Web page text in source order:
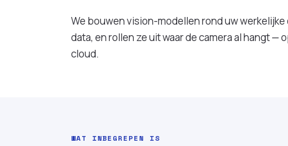
We bouwen vision-modellen rond uw
data, en rollen ze uit waar de camera al hangt —
cloud.
WAT INBEGREPEN IS